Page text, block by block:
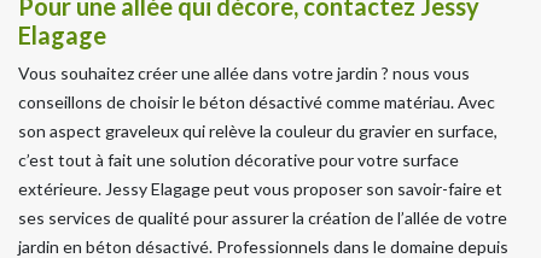
Pour une allée qui décore, contactez Jessy
Elagage
Vous souhaitez créer une allée dans votre jardin ? nous vous
conseillons de choisir le béton désactivé comme matériau. Avec
son aspect graveleux qui relève la couleur du gravier en surface,
c’est tout à fait une solution décorative pour votre surface
extérieure. Jessy Elagage peut vous proposer son savoir-faire et
ses services de qualité pour assurer la création de l’allée de votre
jardin en béton désactivé. Professionnels dans le domaine depuis